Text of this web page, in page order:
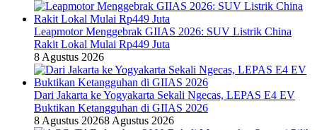
Leapmotor Menggebrak GIIAS 2026: SUV Listrik China
Rakit Lokal Mulai Rp449 Juta
8 Agustus 2026
Dari Jakarta ke Yogyakarta Sekali Ngecas, LEPAS E4 EV
Buktikan Ketangguhan di GIIAS 2026
8 Agustus 20268 Agustus 2026